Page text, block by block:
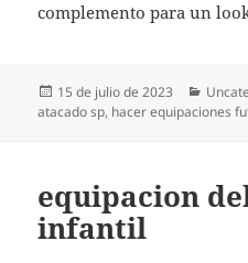
complemento para un
Publicado
el
15 de julio de 2023
atacado sp, hacer equipaciones
equipacion
infantil